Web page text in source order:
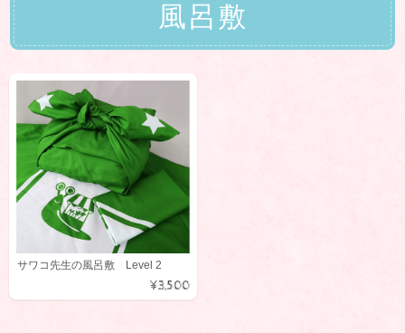
風呂敷
サワコ先生の風呂敷 Level 2
¥3,500